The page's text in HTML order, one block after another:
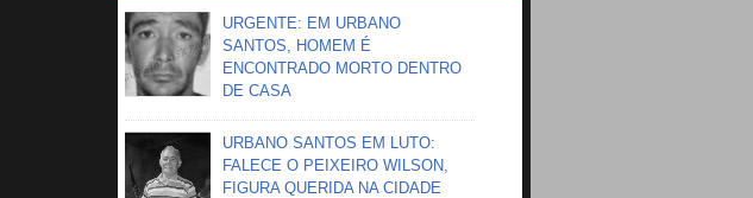
URGENTE: EM URBANO
SANTOS, HOMEM É
ENCONTRADO MORTO DENTRO
DE CASA
URBANO SANTOS EM LUTO:
FALECE O PEIXEIRO WILSON,
FIGURA QUERIDA NA CIDADE